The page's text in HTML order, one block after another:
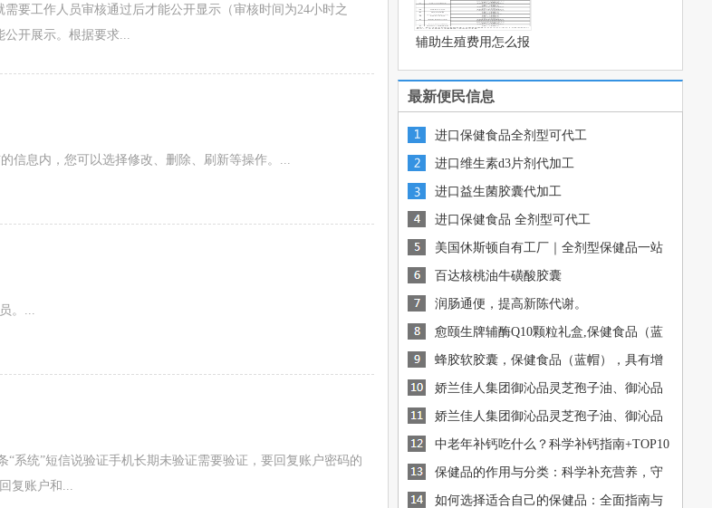
要工作人员审核通过后才能公开显示（审核时间为24小时之
公开展示。根据要求...
信息内，您可以选择修改、删除、刷新等操作。...
。...
系统”短信说验证手机长期未验证需要验证，要回复账户密码的
复账户和...
辅助生殖费用怎么报
最新便民信息
进口保健食品全剂型可代工
进口维生素d3片剂代加工
进口益生菌胶囊代加工
进口保健食品 全剂型可代工
美国休斯顿自有工厂｜全剂型保健品一站
式OEM/ODM代工
百达核桃油牛磺酸胶囊
润肠通便，提高新陈代谢。
愈颐生牌辅酶Q10颗粒礼盒,保健食品（蓝
帽），有助于增强免疫[图]
蜂胶软胶囊，保健食品（蓝帽），具有增
强免疫力的保健功能[图]
娇兰佳人集团御沁品灵芝孢子油、御沁品
破壁灵芝孢子粉火爆招商中[图]
娇兰佳人集团御沁品灵芝孢子油、御沁品
破壁灵芝孢子粉火爆招商中[图]
中老年补钙吃什么？科学补钙指南+TOP10
钙源推荐[图]
保健品的作用与分类：科学补充营养，守
护健康[图]
如何选择适合自己的保健品：全面指南与